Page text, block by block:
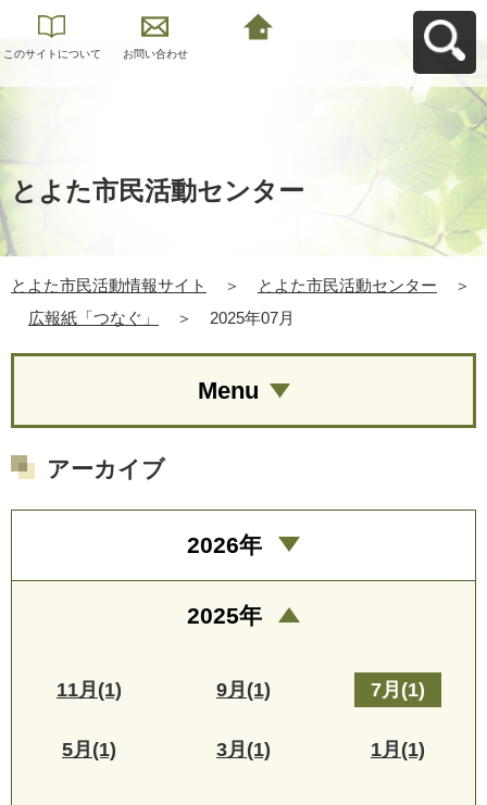
このサイトについて お問い合わせ
とよた市民活動センター
とよた市民活動情報サイト ＞ とよた市民活動センター
＞
広報紙「つなぐ」
＞ 2025年07月
Menu
アーカイブ
2026年
2025年
11月(1) 9月(1) 7月(1)
5月(1) 3月(1) 1月(1)